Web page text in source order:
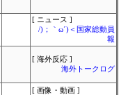
[ ニュース ]
/)；｀ω´)＜国家総動員
報
[ 海外反応 ]
海外トークログ
[ 画像・動画 ]